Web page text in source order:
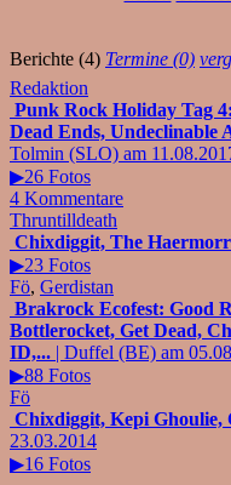
Berichte (4) Termine (0)
Redaktion
Punk Rock Holiday Tag
Dead Ends, Undeclinable
Tolmin (SLO) am
▶26 Fotos
4 Kommentare
Thruntilldeath
Chixdiggit, The
▶23 Fotos
Fö, Gerdistan
Brakrock Ecofest: Good
Bottlerocket, Get Dead,
ID,... | Duffel (BE) am
▶88 Fotos
Fö
Chixdiggit, Kepi Ghoulie,
23.03.2014
▶16 Fotos